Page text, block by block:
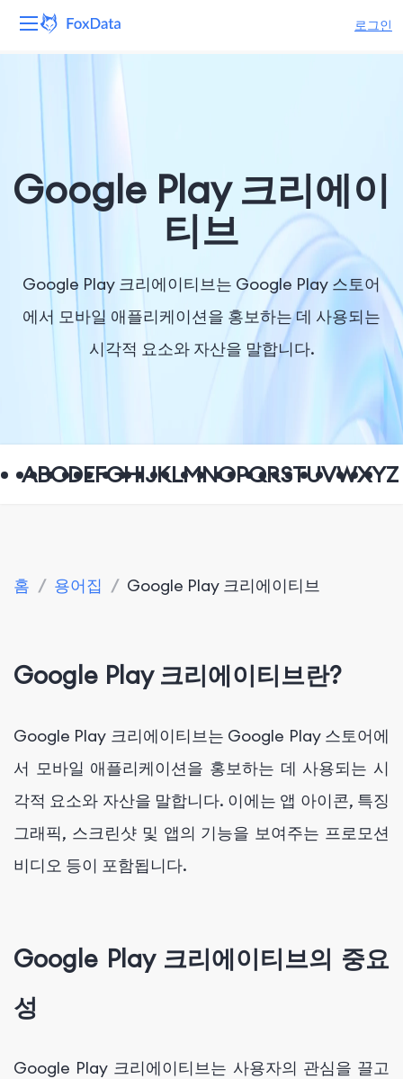
로그인
솔루션
회사
Google Play 크리에이
티브
Google Play 크리에이티브는 Google Play 스토어
에서 모바일 애플리케이션을 홍보하는 데 사용되는
시각적 요소와 자산을 말합니다.
ABCDEFGHIJKLMNOPQRSTUVWXYZ
홈 / 용어집 / Google Play 크리에이티브
Google Play 크리에이티브란?
Google Play 크리에이티브는 Google Play 스토어에
서 모바일 애플리케이션을 홍보하는 데 사용되는 시
각적 요소와 자산을 말합니다. 이에는 앱 아이콘, 특징
그래픽, 스크린샷 및 앱의 기능을 보여주는 프로모션
비디오 등이 포함됩니다.
Google Play 크리에이티브의 중요
성
Google Play 크리에이티브는 사용자의 관심을 끌고